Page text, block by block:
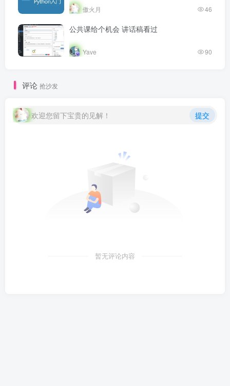
傲火月 46
公共课给个机会 讲话稿看过
Yave 90
评论 抢沙发
欢迎您留下宝贵的见解！ 提交
暂无评论内容